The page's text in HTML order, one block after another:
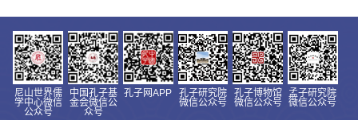
尼山世界儒
学中心微信
公众号
中国孔子基
金会微信公
众号
孔子网APP
孔子研究院
微信公众号
孔子博物馆
微信公众号
孟子研究院
微信公众号